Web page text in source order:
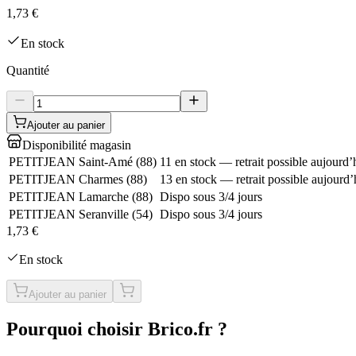
1,73 €
En stock
Quantité
Ajouter au panier
Disponibilité magasin
PETITJEAN Saint-Amé (88) 11 en stock — retrait possible
PETITJEAN Charmes (88)
13 en stock — retrait possible
PETITJEAN Lamarche (88) Dispo sous 3/4 jours
PETITJEAN Seranville (54) Dispo sous 3/4 jours
1,73 €
En stock
Ajouter au panier
Pourquoi choisir Brico.fr ?